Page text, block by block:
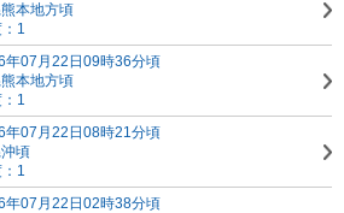
本地方頃
1
年07月22日09時36分頃
本地方頃
1
年07月22日08時21分頃
頃
1
年07月22日02時38分頃